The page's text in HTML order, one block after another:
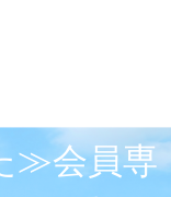
≫会員専